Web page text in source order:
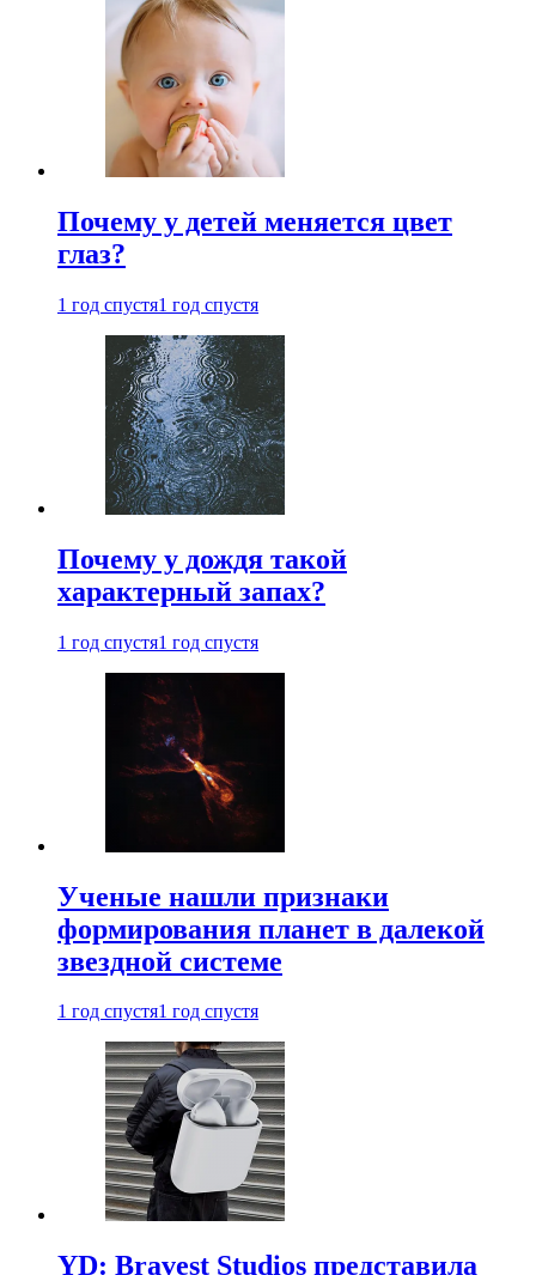
Почему у детей меняется цвет
глаз?
1 год спустя1 год спустя
Почему у дождя такой
характерный запах?
1 год спустя1 год спустя
Ученые нашли признаки
формирования планет в далекой
звездной системе
1 год спустя1 год спустя
YD: Bravest Studios представила